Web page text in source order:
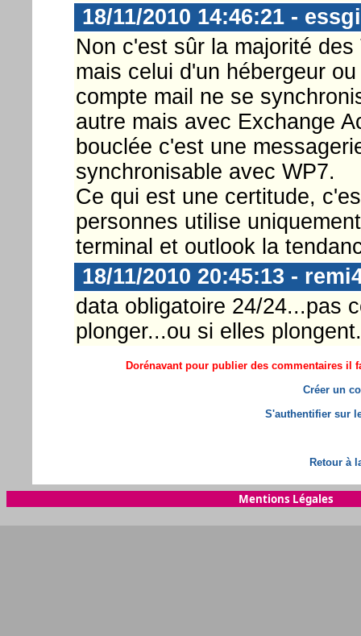
18/11/2010 14:46:21 - essgi
Non c'est sûr la majorité
mais celui d'un hébergeur
compte mail ne se
autre mais avec Exchange
bouclée c'est une
synchronisable avec WP7.
Ce qui est une certitude,
personnes utilise
terminal et outlook la
18/11/2010 20:45:13 -
data obligatoire 24/24...pas
plonger...ou si elles
Dorénavant pour publier des commentaires il
Créer un
S'authentifier sur
Retour à
Mentions Légales